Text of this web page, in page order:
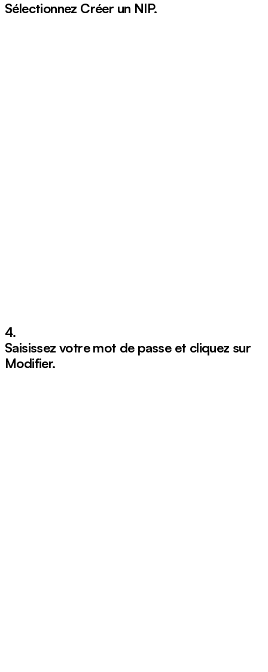
Sélectionnez Créer un NIP.
4.
Saisissez votre mot de passe et cliquez sur
Modifier.